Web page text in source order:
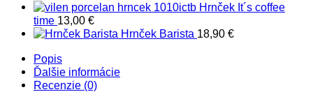
Hrnček It´s coffee
time 13,00 €
Hrnček Barista 18,90 €
Popis
Ďalšie informácie
Recenzie (0)